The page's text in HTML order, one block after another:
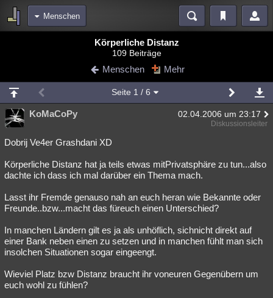
Menschen
Blogs Videos
Chat Wiki Neuigkeiten
meine Rubriken
Menschen Wissenschaft Mystery Kriminalfälle
Spiritualität Verschwörungen
Natur Umfragen Unterhaltung
Philosophie Träume Orte Esoterik Literatur
Astronomie Helpdesk Gruppen Gaming Filme
Musik Clash Verbesserungen
Besucht Teilgenommen
Körperliche Distanz
109 Beiträge
Menschen Mehr
Seite 1 / 6
KoMaCoPy 02.04.2006 um 23:17
Diskussionsleiter
Dobrij Ve4er Grashdani XD
Körperliche Distanz hat ja teils etwas mitPrivatsphäre zu tun...also
dachte ich dass ich mal darüber ein Thema mach.
Lasst ihr Fremde genauso nah an euch heran wie Bekannte oder
Freunde..bzw...macht das füreuch einen Unterschied?
In manchen Ländern gilt es ja als unhöflich, sichnicht direkt auf
einer Bank neben einen zu setzen und in manchen fühlt man sich
insolchen Situationen sogar eingeengt.
Wieviel Platz bzw Distanz braucht ihr voneuren Gegenübern um
euch wohl zu fühlen?